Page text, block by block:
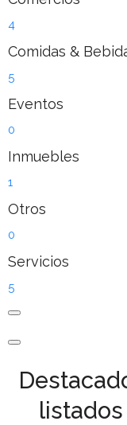
4
Comidas &
5
Eventos
0
Inmuebles
1
Otros
0
Servicios
5